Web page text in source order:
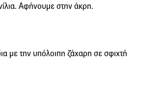
Αφήνουμε στην άκρη.
με την υπόλοιπη ζάχαρη σε σφιχτή